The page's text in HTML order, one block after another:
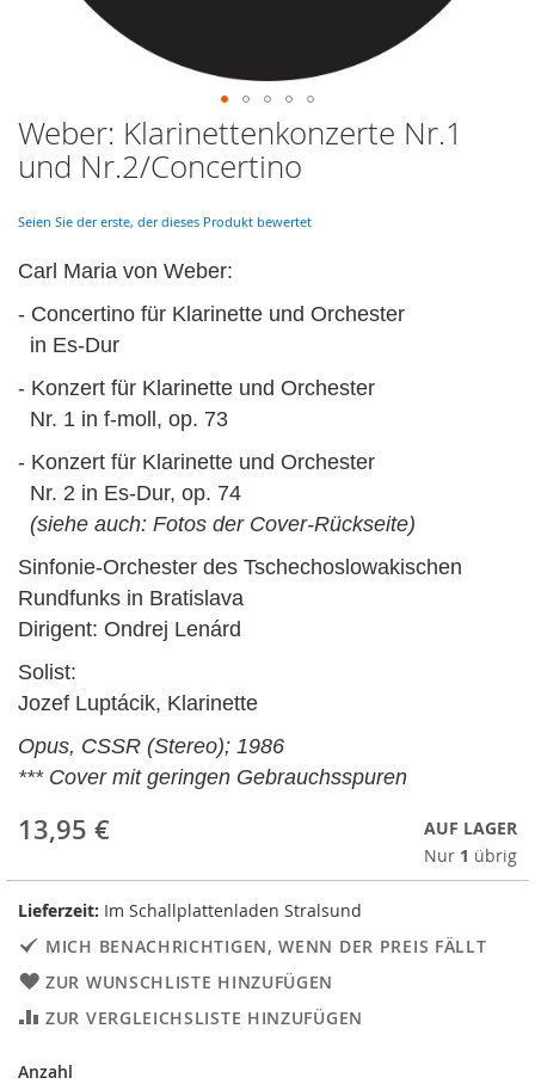
Skip
to
the
of
images
Weber: Klarinettenkonzerte Nr.1
und Nr.2/Concertino
Seien Sie der erste, der dieses Produkt bewertet
Carl Maria von Weber:
- Concertino für Klarinette und Orchester
in Es-Dur
- Konzert für Klarinette und Orchester
Nr. 1 in f-moll, op. 73
- Konzert für Klarinette und Orchester
Nr. 2 in Es-Dur, op. 74
(siehe auch: Fotos der Cover-Rückseite)
Sinfonie-Orchester des Tschechoslowakischen
Rundfunks in Bratislava
Dirigent: Ondrej Lenárd
Solist:
Jozef Luptácik, Klarinette
Opus, CSSR (Stereo); 1986
*** Cover mit geringen Gebrauchsspuren
13,95 €
AUF LAGER
Nur 1 übrig
Lieferzeit: Im Schallplattenladen Stralsund
MICH BENACHRICHTIGEN, WENN DER PREIS FÄLLT
ZUR WUNSCHLISTE HINZUFÜGEN
ZUR VERGLEICHSLISTE HINZUFÜGEN
Anzahl